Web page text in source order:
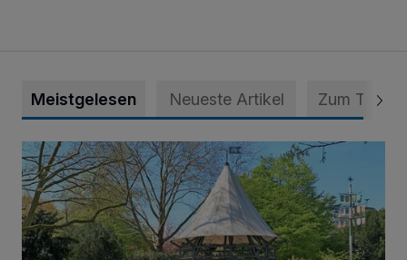
Meistgelesen Neueste Artikel Zum Thema
814 000 Euro für Projekt in Osterath